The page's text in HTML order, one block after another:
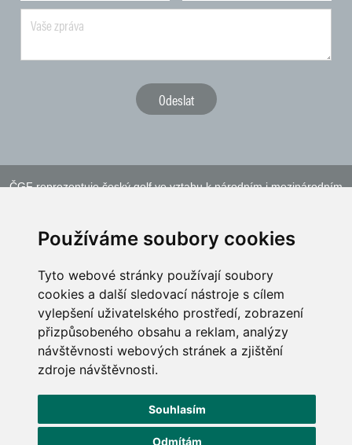
Používáme soubory cookies
Tyto webové stránky používají soubory
cookies a další sledovací nástroje s cílem
vylepšení uživatelského prostředí, zobrazení
přizpůsobeného obsahu a reklam, analýzy
návštěvnosti webových stránek a zjištění
zdroje návštěvnosti.
Souhlasím
Odmítám
ČGF reprezentuje český golf ve vztahu k národním i mezinárodním
Copyright © 2026, Česká Golfová Federace, Všechna práva vyhrazena, All rights
reserved. VyrobilSimopt, s.r.o.
Ochrana osobních údajů